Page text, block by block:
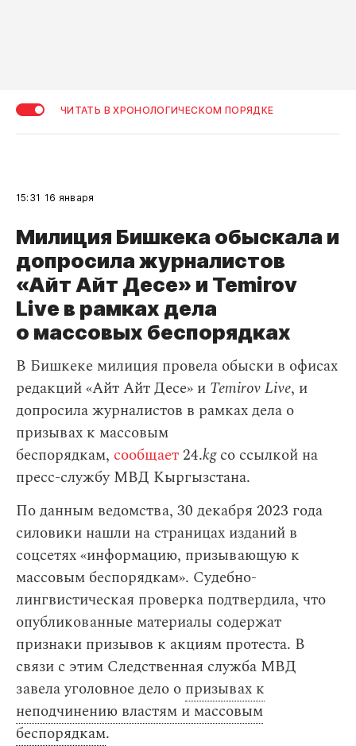
ЧИТАТЬ В ХРОНОЛОГИЧЕСКОМ ПОРЯДКЕ
15:31 16 января
Милиция Бишкека обыскала и
допросила журналистов
«Айт Айт Десе» и Temirov
Live в рамках дела
о массовых беспорядках
В Бишкеке милиция провела обыски в офисах
редакций «Айт Айт Десе» и Temirov Live, и
допросила журналистов в рамках дела о
призывах к массовым
беспорядкам, сообщает24.kgсо ссылкой на
пресс-службу МВД Кыргызстана.
По данным ведомства, 30 декабря 2023 года
силовики нашли на страницах изданий в
соцсетях «информацию, призывающую к
массовым беспорядкам». Судебно-
лингвистическая проверка подтвердила, что
опубликованные материалы содержат
признаки призывов к акциям протеста. В
связи с этим Следственная служба МВД
завела уголовное дело о призывах к
неподчинению властям и массовым
беспорядкам.